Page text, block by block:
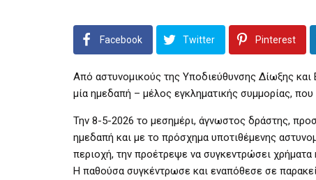
Facebook Twitter Pinterest
Από αστυνομικούς της Υποδιεύθυνσης Δίωξης
μία ημεδαπή – μέλος εγκληματικής συμμορίας,
Την 8-5-2026 το μεσημέρι, άγνωστος δράστης,
ημεδαπή και με το πρόσχημα υποτιθέμενης
περιοχή, την προέτρεψε να συγκεντρώσει
Η παθούσα συγκέντρωσε και εναπόθεσε σε